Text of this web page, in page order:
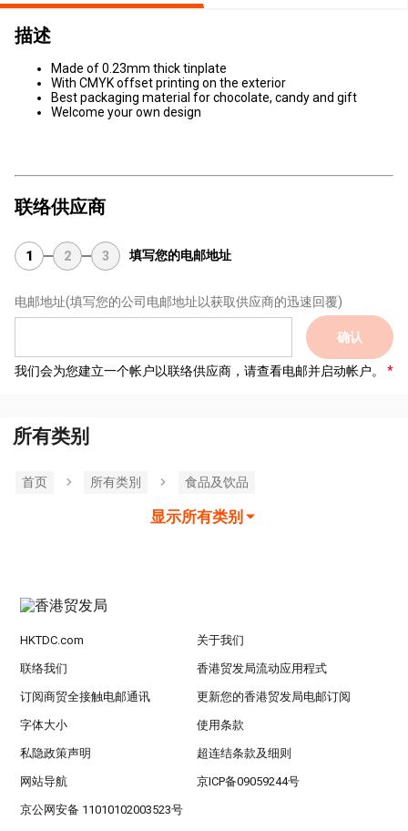
描述
Made of 0.23mm thick tinplate
With CMYK offset printing on the exterior
Best packaging material for chocolate, candy and gift
Welcome your own design
联络供应商
1 2 3 填写您的电邮地址
电邮地址(填写您的公司电邮地址以获取供应商的迅速回覆)
确认
我们会为您建立一个帐户以联络供应商，请查看电邮并启动帐户。
所有类别
首页 所有类別 食品及饮品
显示所有类别
HKTDC.com 关于我们
联络我们 香港贸发局流动应用程式
订阅商贸全接触电邮通讯 更新您的香港贸发局电邮订阅
字体大小 使用条款
私隐政策声明 超连结条款及细则
网站导航 京ICP备09059244号
京公网安备 11010102003523号